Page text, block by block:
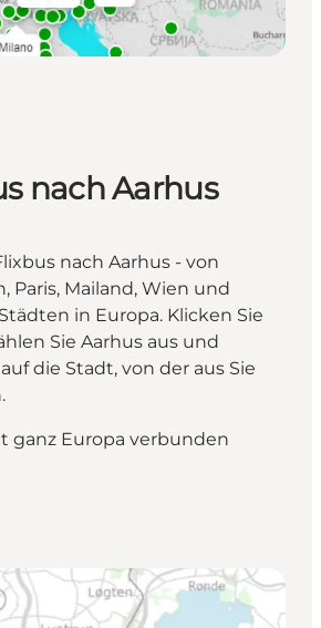
nach Aarhus
nach Aarhus - von
Paris, Mailand, Wien und
in Europa. Klicken Sie
Sie Aarhus aus und
die Stadt, von der aus Sie
ganz Europa verbunden